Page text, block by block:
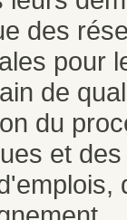
des
pour
de
du
et